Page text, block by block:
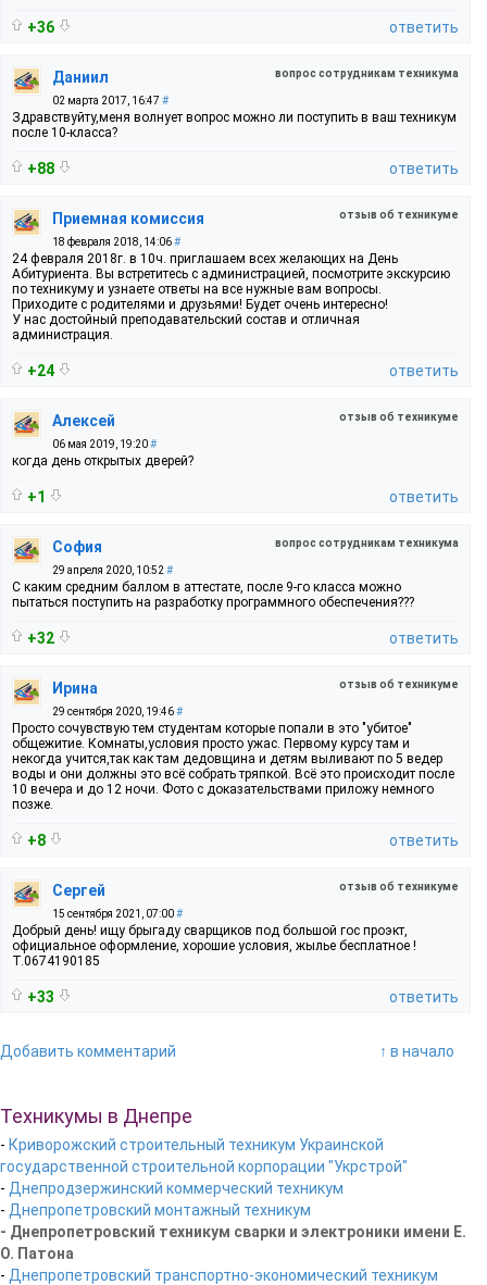
+36 ответить
вопрос сотрудникам техникума
Даниил
02 марта 2017, 16:47 #
Здравствуйту,меня волнует вопрос можно ли поступить в ваш техникум
после 10-класса?
+88 ответить
отзыв об техникуме
Приемная комиссия
18 февраля 2018, 14:06#
24 февраля 2018г. в 10ч. приглашаем всех желающих на День
Абитуриента. Вы встретитесь с администрацией, посмотрите экскурсию
по техникуму и узнаете ответы на все нужные вам вопросы.
Приходите с родителями и друзьями! Будет очень интересно!
У нас достойный преподавательский состав и отличная
администрация.
+24 ответить
отзыв об техникуме
Алексей
06 мая 2019, 19:20#
когда день открытых дверей?
+1 ответить
вопрос сотрудникам техникума
София
29 апреля 2020, 10:52 #
С каким средним баллом в аттестате, после 9-го класса можно
пытаться поступить на разработку программного обеспечения???
+32 ответить
отзыв об техникуме
Ирина
29 сентября 2020, 19:46#
Просто сочувствую тем студентам которые попали в это "убитое"
общежитие. Комнаты,условия просто ужас. Первому курсу там и
некогда учится,так как там дедовщина и детям выливают по 5 ведер
воды и они должны это всё собрать тряпкой. Всё это происходит после
10 вечера и до 12 ночи. Фото с доказательствами приложу немного
позже.
+8 ответить
отзыв об техникуме
Сергей
15 сентября 2021, 07:00#
Добрый день! ищу брыгаду сварщиков под большой гос проэкт,
официальное оформление, хорошие условия, жылье бесплатное !
Т.0674190185
+33 ответить
Добавить комментарий ↑ в начало
Техникумы в Днепре
- Криворожский строительный техникум Украинской
государственной строительной корпорации "Укрстрой"
- Днепродзержинский коммерческий техникум
- Днепропетровский монтажный техникум
- Днепропетровский техникум сварки и электроники имени Е.
О. Патона
- Днепропетровский транспортно-экономический техникум